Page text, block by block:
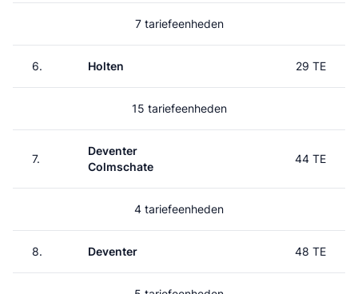
7 tariefeenheden
6. Holten 29 TE
15 tariefeenheden
7.
Deventer
Colmschate
44 TE
4 tariefeenheden
8. Deventer 48 TE